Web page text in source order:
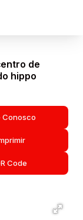
de
hippo
Conosco
Code